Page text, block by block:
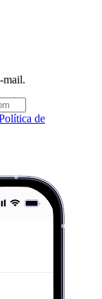
mail.
de